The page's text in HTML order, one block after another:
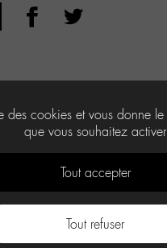
des cookies et vous donne
que vous souhaitez activer
Tout accepter
Tout refuser